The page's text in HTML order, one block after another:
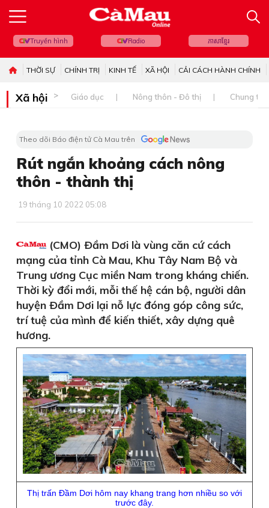
Truyền hình Radio ភាសាខ្មែរ
THỜI SỰ CHÍNH TRỊ KINH TẾ XÃ HỘI CẢI CÁCH HÀNH CHÍNH
Xã hội Giáo dục Nông thôn - Đô thị Chung
Theo dõi Báo điện tử Cà Mau trên
Rút ngắn khoảng cách nông
thôn - thành thị
19 tháng 10 2022 05:08
(CMO) Ðầm Dơi là vùng căn cứ cách
mạng của tỉnh Cà Mau, Khu Tây Nam Bộ và
Trung ương Cục miền Nam trong kháng chiến.
Thời kỳ đổi mới, mỗi thế hệ cán bộ, người dân
huyện Ðầm Dơi lại nỗ lực đóng góp công sức,
trí tuệ của mình để kiến thiết, xây dựng quê
hương.
Thị trấn Ðầm Dơi hôm nay khang trang hơn nhiều so với
trước đây.